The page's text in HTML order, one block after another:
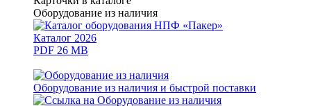
Оборудование из наличия
Каталог 2026
PDF 26 MB
Оборудование из наличия и быстрой поставки